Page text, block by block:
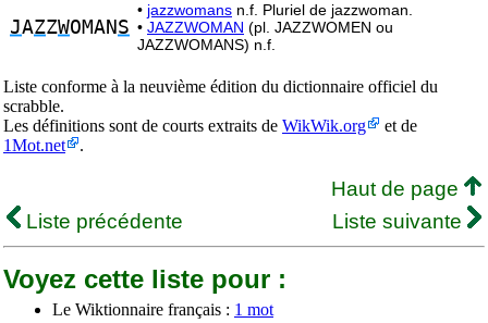
JAZZWOMAN S
• jazzwomans n.f. Pluriel de jazzwoman.
• JAZZWOMAN (pl. JAZZWOMEN ou
JAZZWOMANS) n.f.
Liste conforme à la neuvième édition du dictionnaire officiel du
scrabble.
Les définitions sont de courts extraits de WikWik.org
et de
1Mot.net
.
Haut de page
Liste précédente
Liste suivante
Voyez cette liste pour :
Le Wiktionnaire français : 1 mot